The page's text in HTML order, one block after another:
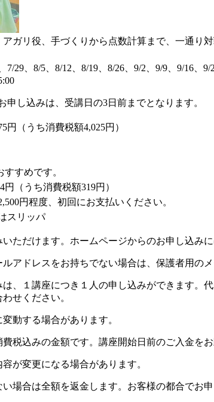
ガリ役、手づくりから点数計算まで、一通り
7/29、8/5、8/12、8/19、8/26、9/2、9/9、9/16、9/
申し込みは、受講日の3日前までとなります。
円（うち消費税額4,025円）
すすめです。
円（うち消費税額319円）
円程度、初回にお支払いください。
スリッパ
ただけます。ホームページからのお申し込み
アドレスをお持ちでない場合は、保護者用の
、１講座につき１人の申し込みができます。
せください。
動する場合があります。
税込みの金額です。講座開始日前のご入金をお
が変更になる場合があります。
場合は全額を返金します。お客様の都合でお